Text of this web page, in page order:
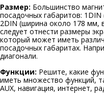
Размер: Большинство
посадочных габаритов:
2DIN (ширина около 178
следует отнести размеры
который может иметь
посадочных габаритах.
диагонали.
Функции: Решите, какие
иметь множество функций,
AUX, навигация, интернет,